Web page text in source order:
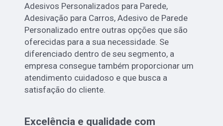
Adesivos Personalizados para Parede,
Adesivação para Carros, Adesivo de Parede
Personalizado entre outras opções que são
oferecidas para a sua necessidade. Se
diferenciado dentro de seu segmento, a
empresa consegue também proporcionar um
atendimento cuidadoso e que busca a
satisfação do cliente.
Excelência e qualidade com